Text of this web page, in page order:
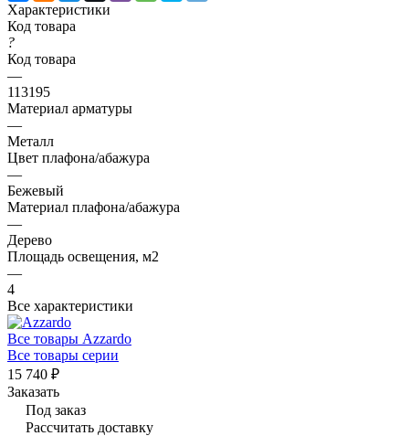
Характеристики
Код товара
?
Код товара
—
113195
Материал арматуры
—
Металл
Цвет плафона/абажура
—
Бежевый
Материал плафона/абажура
—
Дерево
Площадь освещения, м2
—
4
Все характеристики
Все товары Azzardo
Все товары серии
15 740 ₽
Заказать
Под заказ
Рассчитать доставку